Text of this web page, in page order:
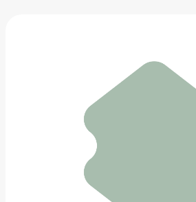
Подушка для путешествий,